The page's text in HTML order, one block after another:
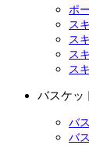
ポ
ス
ス
ス
ス
バスケッ
バ
バ